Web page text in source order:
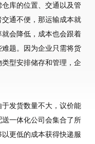
库的位置、交通以及管
通不便，那运输成本就
会降低，成本也会跟着
难题。因为企业只需将货
型安排储存和管理，企
发货数量不大，议价能
送一体化公司会集合了所
更低的成本获得快递服